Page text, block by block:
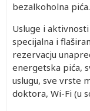
bezalkoholna pića.
Usluge i
specijalna i
rezervacju
energetska pića,
uslugu, sve vrste
doktora, Wi-Fi (u